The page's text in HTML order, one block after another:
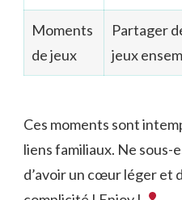
Moments
de jeux
Partager
jeux
Ces moments sont
liens familiaux. Ne sous-
d’avoir un cœur léger et